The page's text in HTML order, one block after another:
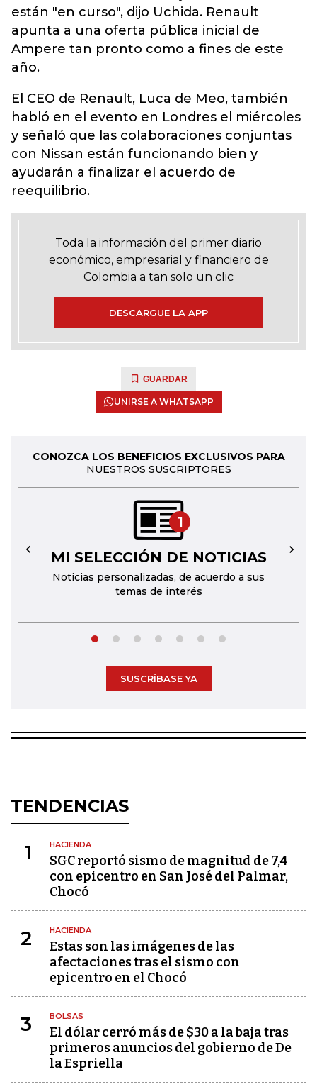
están "en curso", dijo Uchida. Renault
apunta a una oferta pública inicial de
Ampere tan pronto como a fines de este
año.
El CEO de Renault, Luca de Meo, también
habló en el evento en Londres el miércoles
y señaló que las colaboraciones conjuntas
con Nissan están funcionando bien y
ayudarán a finalizar el acuerdo de
reequilibrio.
Toda la información del primer diario
económico, empresarial y financiero de
Colombia a tan solo un clic
DESCARGUE LA APP
GUARDAR
UNIRSE A WHATSAPP
CONOZCA LOS BENEFICIOS EXCLUSIVOS PARA
NUESTROS SUSCRIPTORES
1
MI SELECCIÓN DE NOTICIAS
Noticias personalizadas, de acuerdo a sus
temas de interés
← →
SUSCRÍBASE YA
TENDENCIAS
1 HACIENDA
SGC reportó sismo de magnitud de 7,4
con epicentro en San José del Palmar,
Chocó
2 HACIENDA
Estas son las imágenes de las
afectaciones tras el sismo con
epicentro en el Chocó
3 BOLSAS
El dólar cerró más de $30 a la baja tras
primeros anuncios del gobierno de De
la Espriella